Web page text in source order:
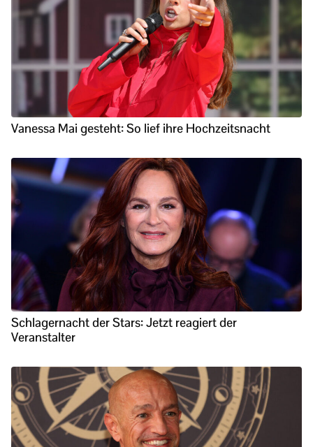
Vanessa Mai gesteht: So lief ihre Hochzeitsnacht
Schlagernacht der Stars: Jetzt reagiert der
Veranstalter